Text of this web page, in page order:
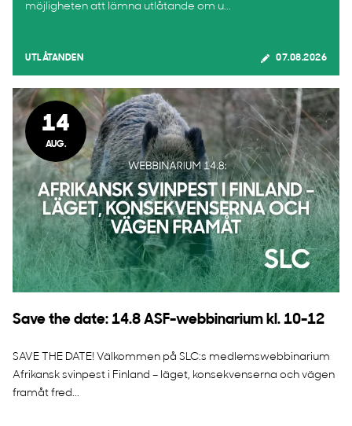
möjligheten att lämna utlåtande om u...
UTLÅTANDEN 07.08.2026
14
AUG.
Save the date: 14.8 ASF-webbinarium kl. 10-12
SAVE THE DATE! Välkommen på SLC:s medlemswebbinarium
Afrikansk svinpest i Finland – läget, konsekvenserna och vägen
framåt fred...